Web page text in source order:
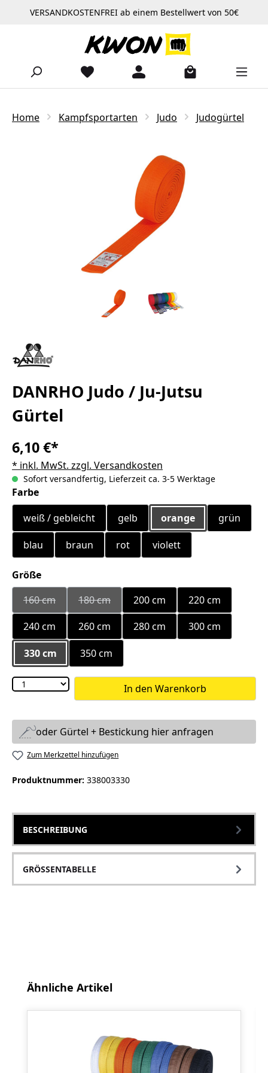
Zum Hauptinhalt springen
VERSANDKOSTENFREI ab einem Bestellwert von 50€
Home Kampfsportarten Judo Judogürtel
DANRHO Judo / Ju-Jutsu
Gürtel
6,10 €*
* inkl. MwSt. zzgl. Versandkosten
Sofort versandfertig, Lieferzeit ca. 3-5 Werktage
Farbeauswählen
weiß / gebleicht
gelb orange grün
blau braun rot violett
Größeauswählen
160 cm(Diese Option ist zurzeit nicht verfügbar.)
180 cm(Diese Option ist zurzeit nicht verfügbar.)
200 cm
220 cm
240 cm
260 cm 280 cm 300 cm
330 cm 350 cm
In den Warenkorb
oder Gürtel + Bestickung hier anfragen
Zum Merkzettel hinzufügen
Produktnummer: 338003330
BESCHREIBUNG
GRÖSSENTABELLE
Produktgalerie überspringen
Ähnliche Artikel